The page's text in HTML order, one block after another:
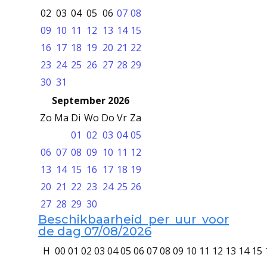
02 03 04 05 06 07 08
09 10 11 12 13 14 15
16 17 18 19 20 21 22
23 24 25 26 27 28 29
30 31
September 2026
Zo Ma Di Wo Do Vr Za
01 02 03 04 05
06 07 08 09 10 11 12
13 14 15 16 17 18 19
20 21 22 23 24 25 26
27 28 29 30
Beschikbaarheid per uur voor
de dag 07/08/2026
H 00 01 02 03 0405 06 0708 09 10 11 12 13 14 15